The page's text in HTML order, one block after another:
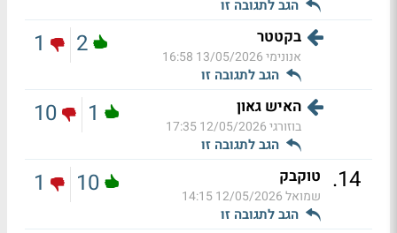
הגב לתגובה זו
בקטטר
אנונימי13/05/2026 16:58
הגב לתגובה זו
2
1
האיש גאון
בוזורגי12/05/2026 17:35
הגב לתגובה זו
1
10
14
. טוקבק
שמואל12/05/2026 14:15
הגב לתגובה זו
10
1